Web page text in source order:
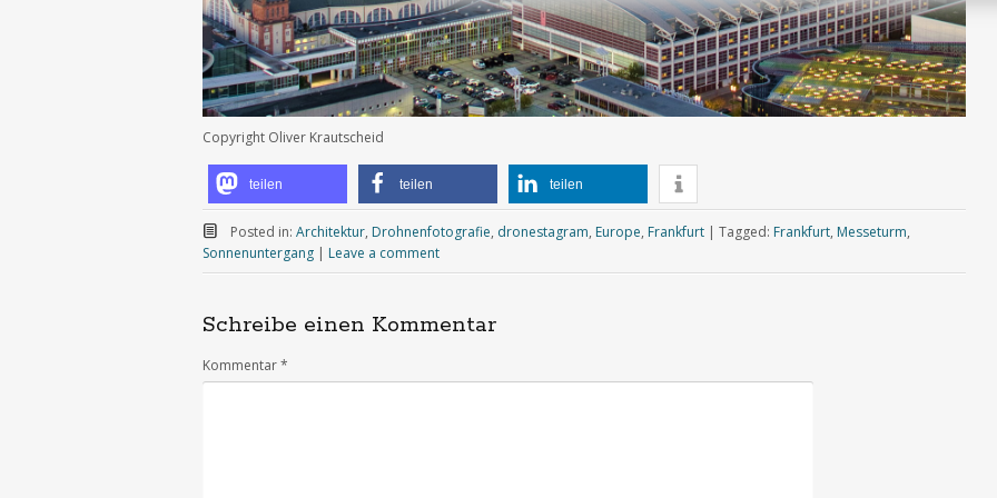
Copyright Oliver Krautscheid
teilen teilen teilen
Posted in: Architektur, Drohnenfotografie, dronestagram, Europe, Frankfurt | Tagged: Frankfurt, Messeturm,
Sonnenuntergang | Leave a comment
Schreibe einen Kommentar
Kommentar*